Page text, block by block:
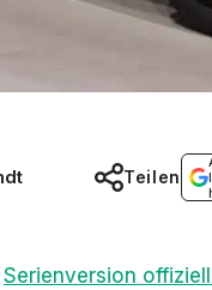
Teilen
Serienversion